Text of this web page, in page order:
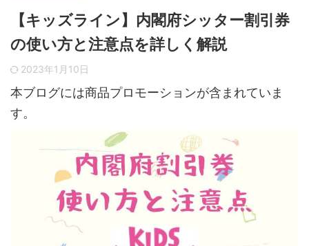
【キッズライン】内閣府シッター割引券
の使い方と注意点を詳しく解説
2023年1月10日
本ブログには商品プロモーションが含まれていま
す。